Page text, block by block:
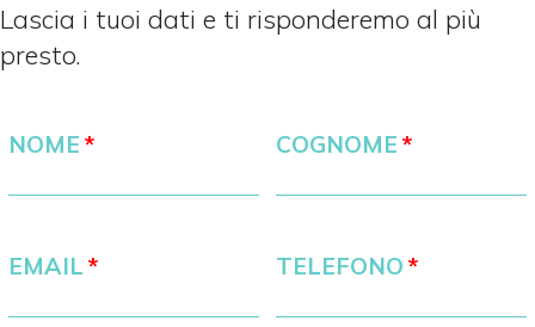
Lascia i tuoi dati e ti risponderemo al più
presto.
NOME COGNOME
EMAIL TELEFONO